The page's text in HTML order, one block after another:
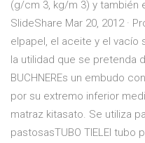
(g/cm 3, kg/m 3) y también
SlideShare Mar 20, 2012 ·
elpapel, el aceite y el
la utilidad que se pretenda
BUCHNEREs un embudo
por su extremo inferior
matraz kitasato. Se utiliza
pastosasTUBO TIELEl tubo